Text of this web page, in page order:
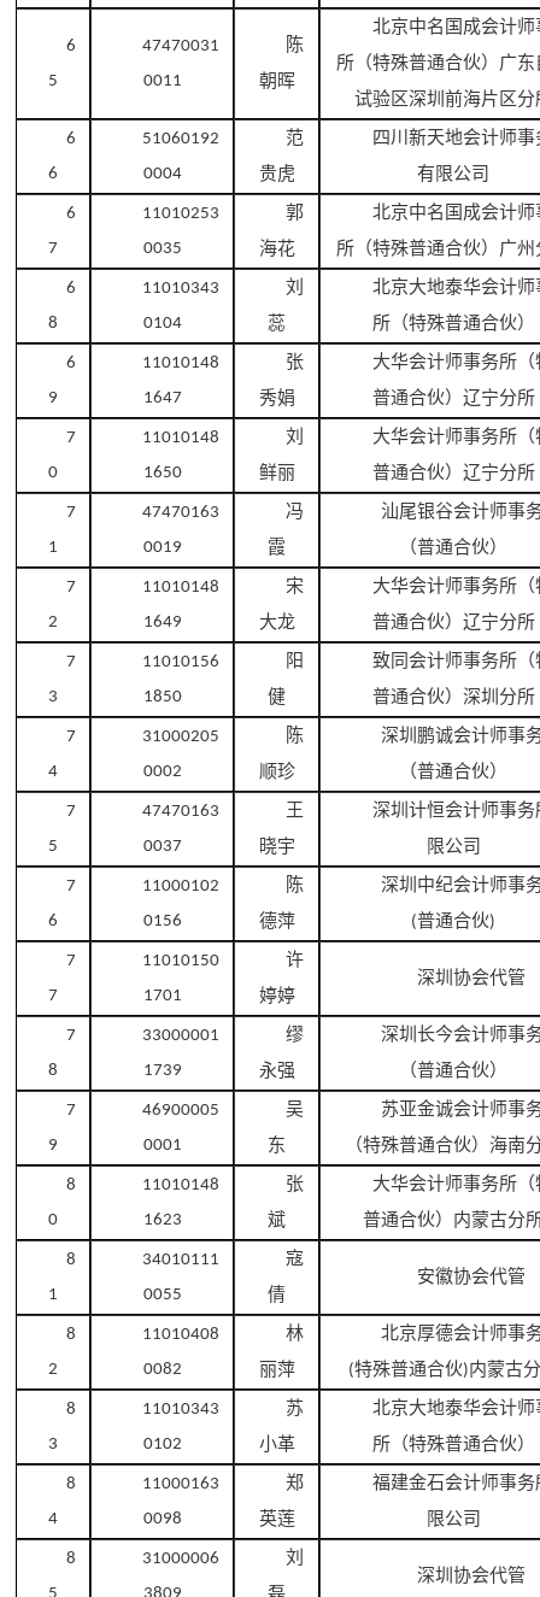
6
5
47470031
0011
陈
朝晖
北京中名国成会计师
所（特殊普通合伙）广东
试验区深圳前海片区分
6
6
51060192
0004
范
贵虎
四川新天地会计师事
有限公司
6
7
11010253
0035
郭
海花
北京中名国成会计师
所（特殊普通合伙）广州
6
8
11010343
0104
刘
蕊
北京大地泰华会计师
所（特殊普通合伙）
6
9
11010148
1647
张
秀娟
大华会计师事务所（
普通合伙）辽宁分所
7
0
11010148
1650
刘
鲜丽
大华会计师事务所（
普通合伙）辽宁分所
7
1
47470163
0019
冯
霞
汕尾银谷会计师事
（普通合伙）
7
2
11010148
1649
宋
大龙
大华会计师事务所（
普通合伙）辽宁分所
7
3
11010156
1850
阳
健
致同会计师事务所（
普通合伙）深圳分所
7
4
31000205
0002
陈
顺珍
深圳鹏诚会计师事
（普通合伙）
7
5
47470163
0037
王
晓宇
深圳计恒会计师事务
限公司
7
6
11000102
0156
陈
德萍
深圳中纪会计师事
(普通合伙)
7
7
11010150
1701
许
婷婷
深圳协会代管
7
8
33000001
1739
缪
永强
深圳长今会计师事
（普通合伙）
7
9
46900005
0001
吴
东
苏亚金诚会计师事
（特殊普通合伙）海南
8
0
11010148
1623
张
斌
大华会计师事务所（
普通合伙）内蒙古分
8
1
34010111
0055
寇
倩
安徽协会代管
8
2
11010408
0082
林
丽萍
北京厚德会计师事
(特殊普通合伙)内蒙古
8
3
11010343
0102
苏
小革
北京大地泰华会计师
所（特殊普通合伙）
8
4
11000163
0098
郑
英莲
福建金石会计师事务
限公司
8
31000006
刘
深圳协会代管